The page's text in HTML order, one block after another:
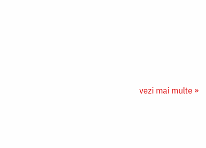
vezi mai multe »